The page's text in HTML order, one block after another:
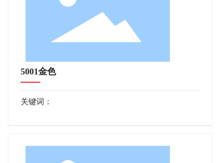
5001金色
关键词：